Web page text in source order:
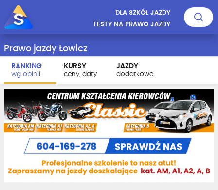
DLA SZKÓŁ JAZDY
TESTY NA PRAWO JAZDY
Prawo jazdy Łowicz
RANKING
wg opinii
KURSY
ceny, daty
JAZDY
dodatkowe